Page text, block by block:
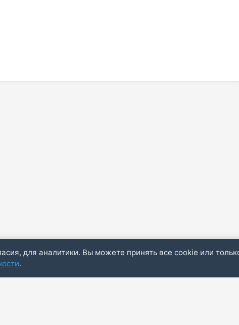
для аналитики. Вы можете принять все cookie или
.